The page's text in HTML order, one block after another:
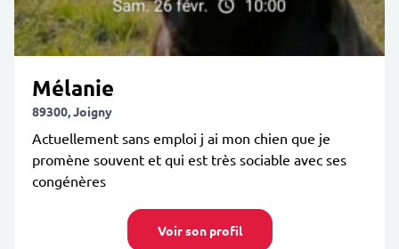
Mélanie
89300, Joigny
Actuellement sans emploi j ai mon chien que je
promène souvent et qui est très sociable avec ses
congénères
Voir son profil